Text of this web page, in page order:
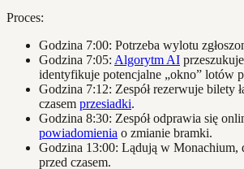
Proces:
Godzina 7:00: Potrzeba wylotu
Godzina 7:05: Algorytm AI
identyfikuje potencjalne „okno” lotów
Godzina 7:12: Zespół rezerwuje bilety
czasem przesiadki.
Godzina 8:30: Zespół odprawia się
powiadomienia o zmianie bramki.
Godzina 13:00: Lądują w Monachium,
przed czasem.